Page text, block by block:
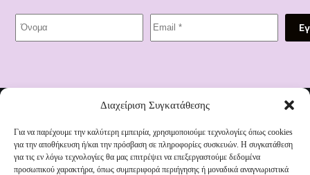
Διαχείριση Συγκατάθεσης
Για να παρέχουμε την καλύτερη εμπειρία, χρησιμοποιούμε τεχνολογίες όπως cookies
για την αποθήκευση ή/και την πρόσβαση σε πληροφορίες συσκευών. Η συγκατάθεση
για τις εν λόγω τεχνολογίες θα μας επιτρέψει να επεξεργαστούμε δεδομένα
προσωπικού χαρακτήρα, όπως συμπεριφορά περιήγησης ή μοναδικά αναγνωριστικά
1821 91, Ηράκλειο 712 01
2810 335 011
Email:
sales@malenashop.gr